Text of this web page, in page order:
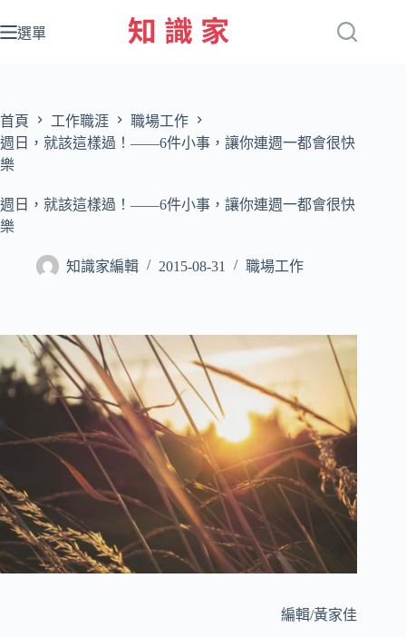
至
容
選單
首頁 工作職涯
職場工作
週日，就該這樣過！——6件小事，讓你連週一都會很快
樂
週日，就該這樣過！——6件小事，讓你連週一都會很快
樂
知識家編輯 2015-08-31 職場工作
編輯/黃家佳